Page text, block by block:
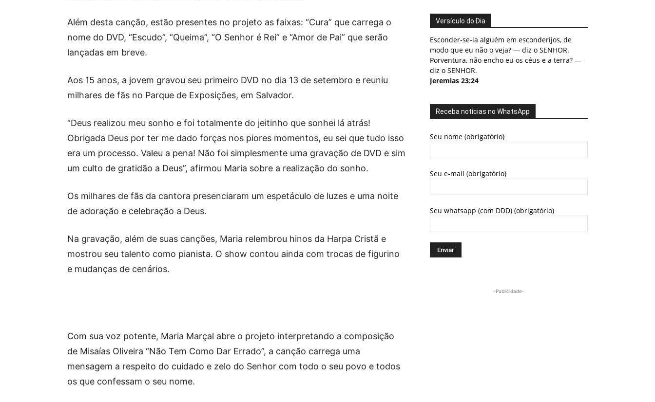
Além desta canção, estão presentes no projeto as faixas: “Cura” que carrega o
nome do DVD, “Escudo”, “Queima”, “O Senhor é Rei” e “Amor de Pai” que serão
lançadas em breve.
Aos 15 anos, a jovem gravou seu primeiro DVD no dia 13 de setembro e reuniu
milhares de fãs no Parque de Exposições, em Salvador.
“Deus realizou meu sonho e foi totalmente do jeitinho que sonhei lá atrás!
Obrigada Deus por ter me dado forças nos piores momentos, eu sei que tudo isso
era um processo. Valeu a pena! Não foi simplesmente uma gravação de DVD e sim
um culto de gratidão a Deus”, afirmou Maria sobre a realização do sonho.
Os milhares de fãs da cantora presenciaram um espetáculo de luzes e uma noite
de adoração e celebração a Deus.
Na gravação, além de suas canções, Maria relembrou hinos da Harpa Cristã e
mostrou seu talento como pianista. O show contou ainda com trocas de figurino
e mudanças de cenários.
Com sua voz potente, Maria Marçal abre o projeto interpretando a composição
de Misaías Oliveira “Não Tem Como Dar Errado”, a canção carrega uma
mensagem a respeito do cuidado e zelo do Senhor com todo o seu povo e todos
os que confessam o seu nome.
Versículo do Dia
Esconder-se-ia alguém em esconderijos, de
modo que eu não o veja? — diz o SENHOR.
Porventura, não encho eu os céus e a terra? —
diz o SENHOR.
Jeremias 23:24
Receba notícias no WhatsApp
Seu nome (obrigatório)
Seu e-mail (obrigatório)
Seu whatsapp (com DDD) (obrigatório)
-Publicidade-